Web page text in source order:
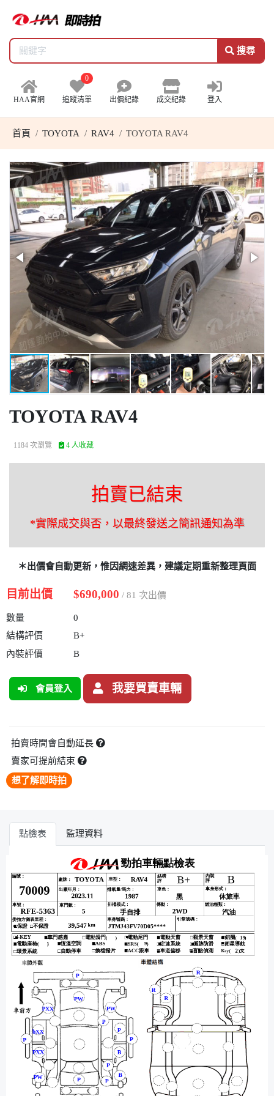
搜尋
HAA官網
0
追蹤清單 出價紀錄 成交紀錄 登入
首頁 TOYOTA RAV4 TOYOTA RAV4
TOYOTA RAV4
1184 次瀏覽 4 人收藏
拍賣已結束
*實際成交與否，以最終發送之簡訊通知為準
＊出價會自動更新，惟因網速差異，建議定期重新整理頁面
目前出價 $690,000 / 81 次出價
數量
0
結構評價
B+
內裝評價
B
會員登入 我要買賣車輛
拍賣時間會自動延長
賣家可提前結束
想了解即時拍
點檢表 監理資料